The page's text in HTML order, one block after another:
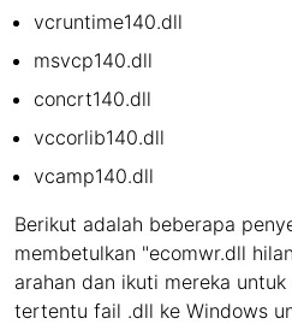
vcruntime140.dll
msvcp140.dll
concrt140.dll
vccorlib140.dll
vcamp140.dll
Berikut adalah beberapa
membetulkan "ecomwr.dll
arahan dan ikuti mereka
tertentu fail .dll ke Windows